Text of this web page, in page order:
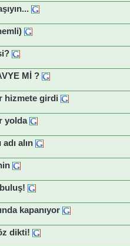
Mİ ?
hizmete girdi
yolda
alın
kapanıyor
dikti!